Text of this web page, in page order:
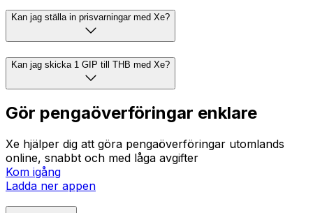
Kan jag ställa in prisvarningar med Xe?
Kan jag skicka 1 GIP till THB med Xe?
Gör pengaöverföringar enklare
Xe hjälper dig att göra pengaöverföringar utomlands
online, snabbt och med låga avgifter
Kom igång
Ladda ner appen